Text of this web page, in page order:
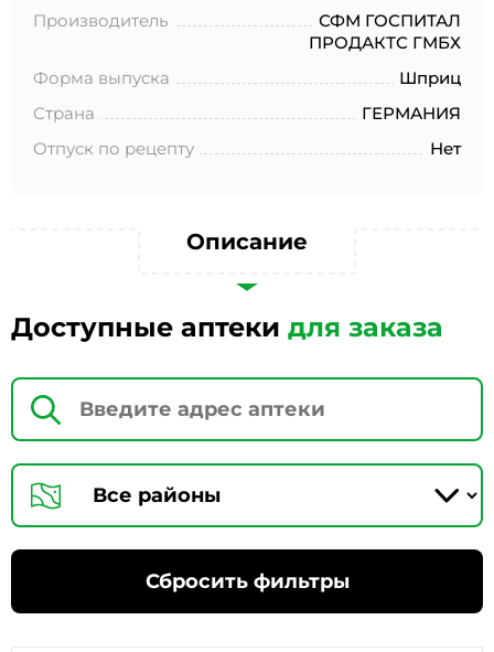
Производитель
СФМ ГОСПИТАЛ
ПРОДАКТС ГМБХ
Форма выпуска
Шприц
Страна
ГЕРМАНИЯ
Отпуск по рецепту
Нет
Описание
Доступные аптеки для заказа
Сбросить фильтры
целей, определенных в Согласии на обработку
персональных данных *